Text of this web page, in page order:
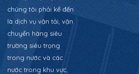
chúng tôi phải kể đến
là dịch vụ vận tải, vận
chuyển hàng siêu
trường siêu trọng
trong nước và các
nước trong khu vực,